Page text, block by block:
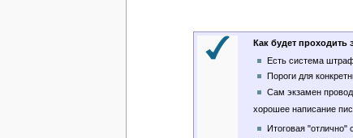
Как будет проходить
Есть система
Пороги для
Сам экзамен
хорошее написание
Итоговая "отлично"